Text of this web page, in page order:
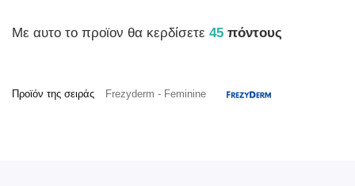
Mε αυτο το προϊον θα κερδίσετε 45 πόντους
Προϊόν της σειράς Frezyderm - Feminine